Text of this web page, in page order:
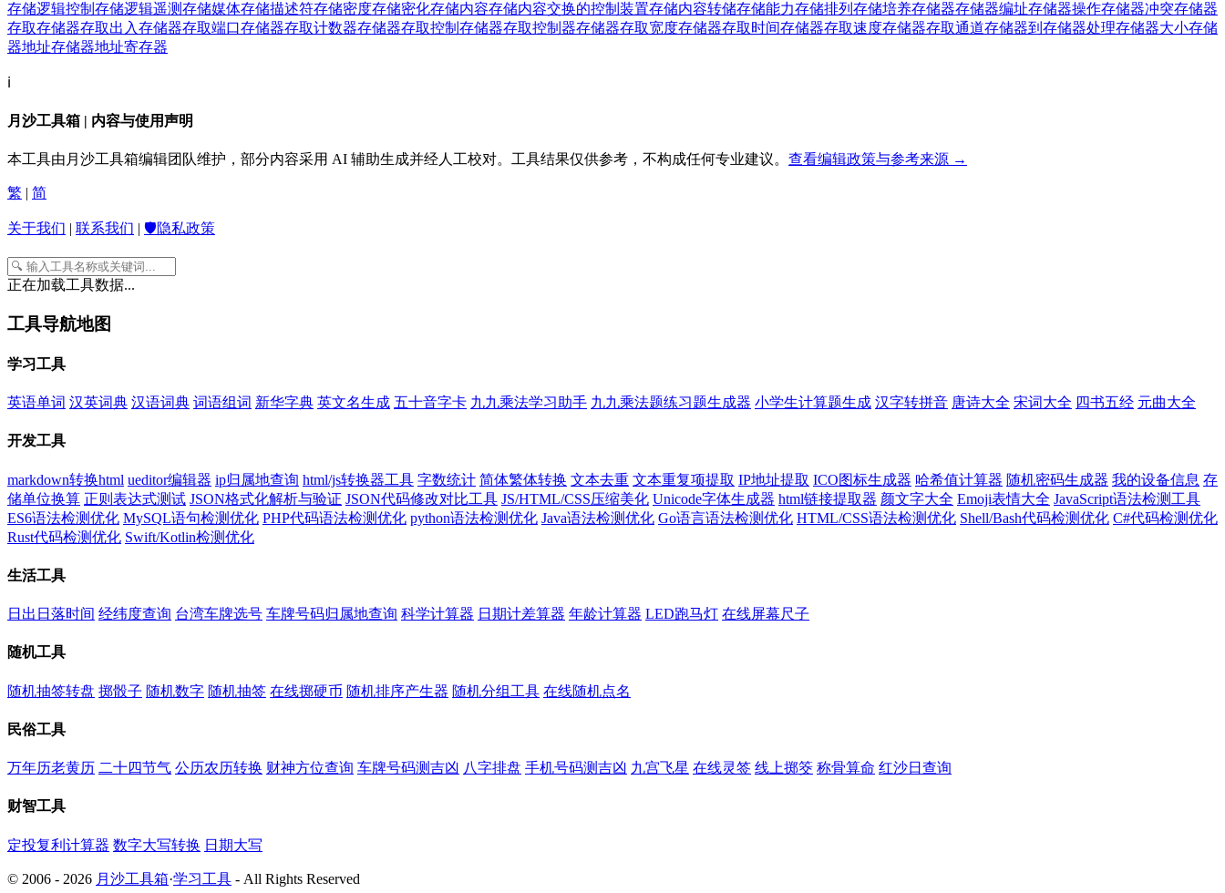
存储逻辑控制 存储逻辑遥测存储媒体存储描述符存储密度存储密化存储内容存储内容交换的控制装置存储内容转储存储能力存储排列 存储培养存储器存储器编址存储器操作存储器冲突存储器
存取存储器存取出入存储器存取端口存储器存取计数器存储器存取控制 存储器存取控制器存储器存取宽度存储器存取时间存储器存取速度存储器存取通道存储器到存储器处理存储器大小存储
器地址存储器地址寄存器
ℹ️
月沙工具箱 | 内容与使用声明
本工具由月沙工具箱编辑团队维护，部分内容采用 AI 辅助生成并经人工校对。工具结果仅供参考，不构成任何专业建议。 查看编辑政策与参考来源 →
繁 | 简
关于我们 | 联系我们 | 🛡️隐私政策
正在加载工具数据...
工具导航地图
学习工具
英语单词 汉英词典 汉语词典 词语组词 新华字典 英文名生成 五十音字卡 九九乘法学习助手 九九乘法题练习题生成器 小学生计算题生成 汉字转拼音 唐诗大全 宋词大全 四书五经 元曲大全
开发工具
markdown转换html ueditor编辑器 ip归属地查询 html/js转换器工具 字数统计 简体繁体转换 文本去重 文本重复项提取 IP地址提取 ICO图标生成器 哈希值计算器 随机密码生成器 我的设备信息 存
储单位换算 正则表达式测试 JSON格式化解析与验证 JSON代码修改对比工具 JS/HTML/CSS压缩美化 Unicode字体生成器 html链接提取器 颜文字大全 Emoji表情大全 JavaScript语法检测工具
ES6语法检测优化 MySQL语句检测优化 PHP代码语法检测优化 python语法检测优化 Java语法检测优化 Go语言语法检测优化 HTML/CSS语法检测优化 Shell/Bash代码检测优化 C#代码检测优化
Rust代码检测优化 Swift/Kotlin检测优化
生活工具
日出日落时间 经纬度查询 台湾车牌选号 车牌号码归属地查询 科学计算器 日期计差算器 年龄计算器 LED跑马灯 在线屏幕尺子
随机工具
随机抽签转盘 掷骰子 随机数字 随机抽签 在线掷硬币 随机排序产生器 随机分组工具 在线随机点名
民俗工具
万年历老黄历 二十四节气 公历农历转换 财神方位查询 车牌号码测吉凶 八字排盘 手机号码测吉凶 九宫飞星 在线灵签 线上掷筊 称骨算命 红沙日查询
财智工具
定投复利计算器 数字大写转换 日期大写
© 2006 - 2026 月沙工具箱·学习工具 - All Rights Reserved